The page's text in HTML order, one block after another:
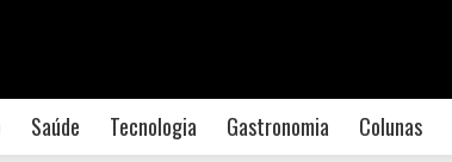
Saúde Tecnologia Gastronomia Colunas